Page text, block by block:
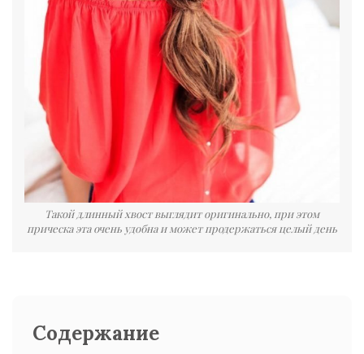
Такой длинный хвост выглядит оригинально, при этом
прическа эта очень удобна и может продержаться целый день
Содержание